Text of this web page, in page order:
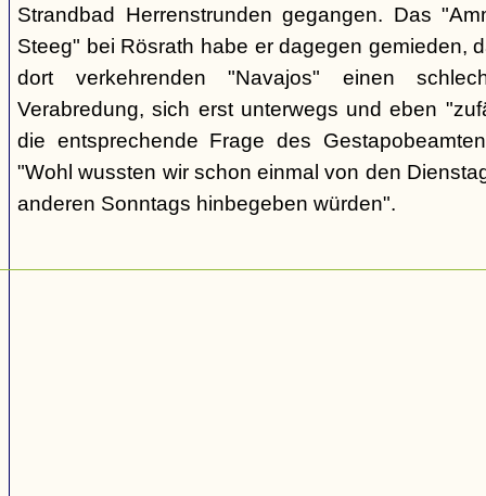
Strandbad Herrenstrunden gegangen. Das
Steeg" bei Rösrath habe er dagegen gemieden,
dort verkehrenden "Navajos" einen
Verabredung, sich erst unterwegs und eben
die entsprechende Frage des
"Wohl wussten wir schon einmal von den
anderen Sonntags hinbegeben würden".